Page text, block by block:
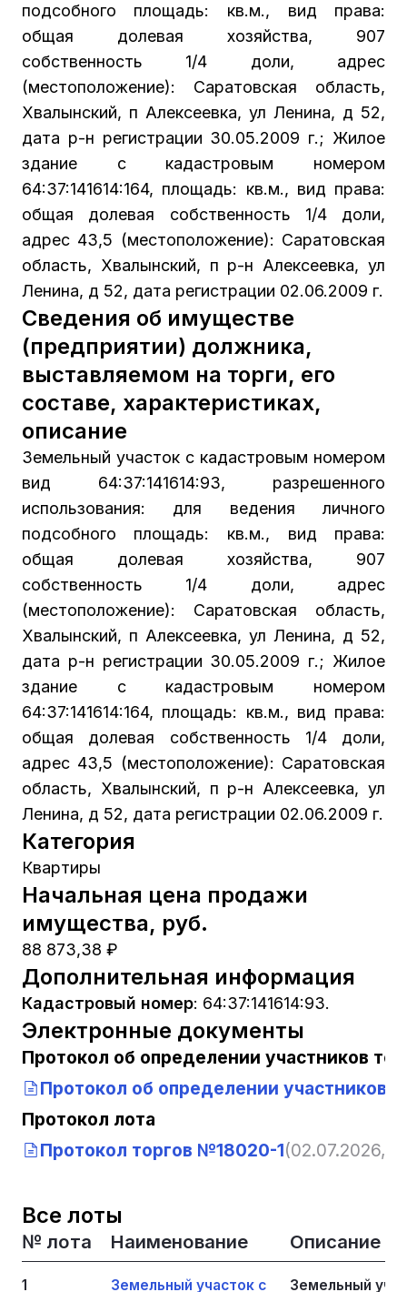
подсобного площадь: кв.м., вид права:
общая долевая хозяйства, 907
собственность 1/4 доли, адрес
(местоположение): Саратовская область,
Хвалынский, п Алексеевка, ул Ленина, д 52,
дата р-н регистрации 30.05.2009 г.; Жилое
здание с кадастровым номером
64:37:141614:164, площадь: кв.м., вид права:
общая долевая собственность 1/4 доли,
адрес 43,5 (местоположение): Саратовская
область, Хвалынский, п р-н Алексеевка, ул
Ленина, д 52, дата регистрации 02.06.2009 г.
Сведения об имуществе
(предприятии) должника,
выставляемом на торги, его
составе, характеристиках,
описание
Земельный участок с кадастровым номером
вид 64:37:141614:93, разрешенного
использования: для ведения личного
подсобного площадь: кв.м., вид права:
общая долевая хозяйства, 907
собственность 1/4 доли, адрес
(местоположение): Саратовская область,
Хвалынский, п Алексеевка, ул Ленина, д 52,
дата р-н регистрации 30.05.2009 г.; Жилое
здание с кадастровым номером
64:37:141614:164, площадь: кв.м., вид права:
общая долевая собственность 1/4 доли,
адрес 43,5 (местоположение): Саратовская
область, Хвалынский, п р-н Алексеевка, ул
Ленина, д 52, дата регистрации 02.06.2009 г.
Категория
Квартиры
Начальная цена продажи
имущества, руб.
88 873,38 ₽
Дополнительная информация
Кадастровый номер: 64:37:141614:93.
Электронные документы
Протокол об определении участников
Протокол об определении участников
Протокол лота
Протокол торгов №18020-1(02.07.2026,
Все лоты
№ лота Наименование Описание
1
Земельный участок с
Земельный